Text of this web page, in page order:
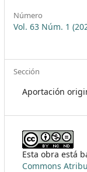
Número
Vol. 63 Núm. 1
Sección
Aportación
Esta obra está
Commons